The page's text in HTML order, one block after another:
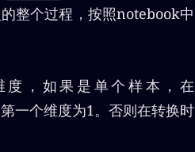
整个过程，按照notebook中
度，如果是单个样本，在
一个维度为1。否则在转换时